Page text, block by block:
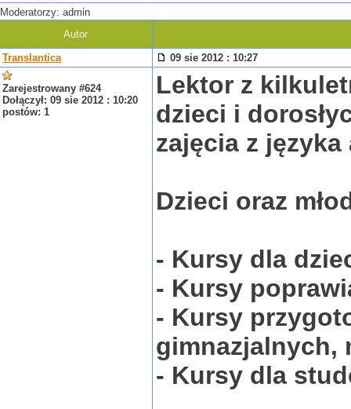
Moderatorzy: admin
Autor
Translantica
09 sie 2012 : 10:27
Zarejestrowany #624
Dołączył: 09 sie 2012 : 10:20
postów: 1
Lektor z
dzieci i
zajęcia z
Dzieci oraz
- Kursy dla
- Kursy
- Kursy
gimnazjalnych,
- Kursy dla